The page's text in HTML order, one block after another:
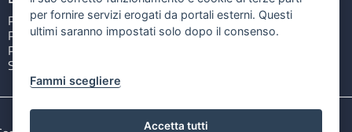
Portale Istituzionale
PO FESR Puglia 2014-2020
PSR Puglia 2014-2020
Sistema Puglia
per fornire servizi erogati da portali esterni. Questi
ultimi saranno impostati solo dopo il consenso.
Fammi scegliere
Accetta tutti